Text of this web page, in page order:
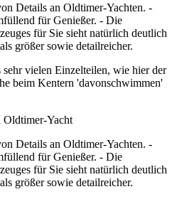
Details an Oldtimer-Yachten. -
für Genießer. - Die
für Sie sieht natürlich deutlich
größer sowie detailreicher.
sehr vielen Einzelteilen, wie hier der
beim Kentern 'davonschwimmen'
Details an Oldtimer-Yachten. -
für Genießer. - Die
für Sie sieht natürlich deutlich
größer sowie detailreicher.